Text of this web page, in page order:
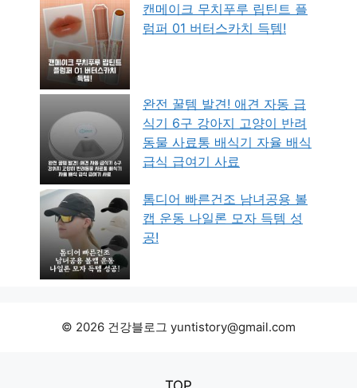
캔메이크 무치푸루 립틴트 플
럼퍼 01 버터스카치 득템!
완전 꿀템 발견! 애견 자동 급
식기 6구 강아지 고양이 반려
동물 사료통 배식기 자율 배식
급식 급여기 사료
톰디어 빠른건조 남녀공용 볼
캡 운동 나일론 모자 득템 성
공!
© 2026 건강블로그 yuntistory@gmail.com